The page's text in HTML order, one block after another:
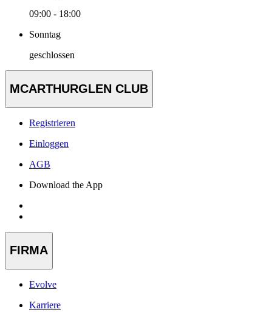
09:00 - 18:00
Sonntag
geschlossen
MCARTHURGLEN CLUB
Registrieren
Einloggen
AGB
Download the App
FIRMA
Evolve
Karriere